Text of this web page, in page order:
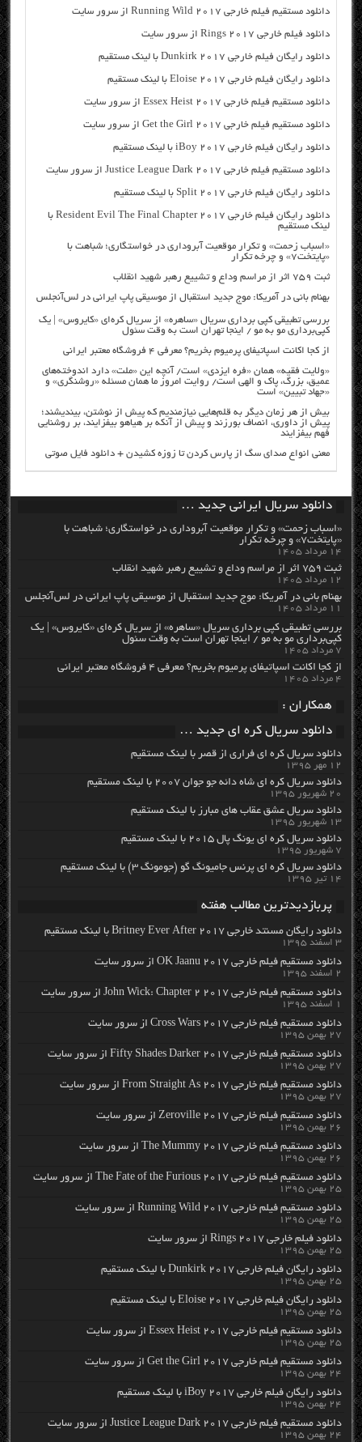
دانلود مستقیم فیلم خارجی Running Wild 2017 از سرور سایت
دانلود فیلم خارجی Rings 2017 از سرور سایت
دانلود رایگان فیلم خارجی Dunkirk 2017 با لینک مستقیم
دانلود رایگان فیلم خارجی Eloise 2017 با لینک مستقیم
دانلود مستقیم فیلم خارجی Essex Heist 2017 از سرور سایت
دانلود مستقیم فیلم خارجی Get the Girl 2017 از سرور سایت
دانلود رایگان فیلم خارجی iBoy 2017 با لینک مستقیم
دانلود مستقیم فیلم خارجی Justice League Dark 2017 از سرور سایت
دانلود رایگان فیلم خارجی Split 2017 با لینک مستقیم
دانلود رایگان فیلم خارجی Resident Evil The Final Chapter 2017 با
لینک مستقیم
«اسباب زحمت» و تکرار موقعیت آبروداری در خواستگاری؛ شباهت با
«پایتخت۷» و چرخه تکرار
ثبت ۷۵۹ اثر از مراسم وداع و تشییع رهبر شهید انقلاب
بهنام بانی در آمریکا: موج جدید استقبال از موسیقی پاپ ایرانی در لس‌آنجلس
بررسی تطبیقی کپی برداری سریال «ساهره» از سریال کره‌ای «کایروس» | یک
کپی‌برداری مو به مو / اینجا تهران است به وقت سئول
از کجا اکانت اسپاتیفای پرمیوم بخریم؟ معرفی ۴ فروشگاه معتبر ایرانی
«ولایت فقیه» همان «فره ایزدی» است/ آنچه این «ملت» دارد اندوخته‌های
عمیق، بزرگ، پاک و الهی است/ روایت امروز ما همان مسئله «روشنگری» و
«جهاد تبیین» است
بیش از هر زمان دیگر به قلم‌هایی نیازمندیم که پیش از نوشتن، بیندیشند؛
پیش از داوری، انصاف بورزند و پیش از آنکه بر هیاهو بیفزایند، بر روشنایی
فهم بیفزایند
معنی انواع صدای سگ از پارس کردن تا زوزه کشیدن + دانلود فایل صوتی
دانلود سریال ایرانی جدید …
«اسباب زحمت» و تکرار موقعیت آبروداری در خواستگاری؛ شباهت با
«پایتخت۷» و چرخه تکرار
۱۴ مرداد ۱۴۰۵
ثبت ۷۵۹ اثر از مراسم وداع و تشییع رهبر شهید انقلاب
۱۲ مرداد ۱۴۰۵
بهنام بانی در آمریکا: موج جدید استقبال از موسیقی پاپ ایرانی در لس‌آنجلس
۱۱ مرداد ۱۴۰۵
بررسی تطبیقی کپی برداری سریال «ساهره» از سریال کره‌ای «کایروس» | یک
کپی‌برداری مو به مو / اینجا تهران است به وقت سئول
۷ مرداد ۱۴۰۵
از کجا اکانت اسپاتیفای پرمیوم بخریم؟ معرفی ۴ فروشگاه معتبر ایرانی
۴ مرداد ۱۴۰۵
همکاران :
دانلود سریال کره ای جدید …
دانلود سریال کره ای فراری از قصر با لینک مستقیم
۱۲ مهر ۱۳۹۵
دانلود سریال کره ای شاه دائه جو جوان ۲۰۰۷ با لینک مستقیم
۲۰ شهریور ۱۳۹۵
دانلود سریال عشق عقاب های مبارز با لینک مستقیم
۱۳ شهریور ۱۳۹۵
دانلود سریال کره ای یونگ پال ۲۰۱۵ با لینک مستقیم
۷ شهریور ۱۳۹۵
دانلود سریال کره ای پرنس جامیونگ گو (جومونگ ۳) با لینک مستقیم
۱۴ تیر ۱۳۹۵
پربازدیدترین مطالب هفته
دانلود رایگان مسنتد خارجی Britney Ever After 2017 با لینک مستقیم
۳ اسفند ۱۳۹۵
دانلود مستقیم فیلم خارجی OK Jaanu 2017 از سرور سایت
۲ اسفند ۱۳۹۵
دانلود مستقیم فیلم خارجی John Wick: Chapter 2 2017 از سرور سایت
۱ اسفند ۱۳۹۵
دانلود مستقیم فیلم خارجی Cross Wars 2017 از سرور سایت
۲۷ بهمن ۱۳۹۵
دانلود مستقیم فیلم خارجی Fifty Shades Darker 2017 از سرور سایت
۲۷ بهمن ۱۳۹۵
دانلود مستقیم فیلم خارجی From Straight As 2017 از سرور سایت
۲۷ بهمن ۱۳۹۵
دانلود مستقیم فیلم خارجی Zeroville 2017 از سرور سایت
۲۶ بهمن ۱۳۹۵
دانلود مستقیم فیلم خارجی The Mummy 2017 از سرور سایت
۲۶ بهمن ۱۳۹۵
دانلود مستقیم فیلم خارجی The Fate of the Furious 2017 از سرور سایت
۲۵ بهمن ۱۳۹۵
دانلود مستقیم فیلم خارجی Running Wild 2017 از سرور سایت
۲۵ بهمن ۱۳۹۵
دانلود فیلم خارجی Rings 2017 از سرور سایت
۲۵ بهمن ۱۳۹۵
دانلود رایگان فیلم خارجی Dunkirk 2017 با لینک مستقیم
۲۵ بهمن ۱۳۹۵
دانلود رایگان فیلم خارجی Eloise 2017 با لینک مستقیم
۲۵ بهمن ۱۳۹۵
دانلود مستقیم فیلم خارجی Essex Heist 2017 از سرور سایت
۲۵ بهمن ۱۳۹۵
دانلود مستقیم فیلم خارجی Get the Girl 2017 از سرور سایت
۲۴ بهمن ۱۳۹۵
دانلود رایگان فیلم خارجی iBoy 2017 با لینک مستقیم
۲۴ بهمن ۱۳۹۵
دانلود مستقیم فیلم خارجی Justice League Dark 2017 از سرور سایت
۲۴ بهمن ۱۳۹۵